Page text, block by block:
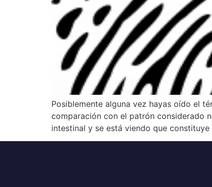
Posiblemente alguna vez hayas oído el
comparación con el patrón considerado
intestinal y se está viendo que